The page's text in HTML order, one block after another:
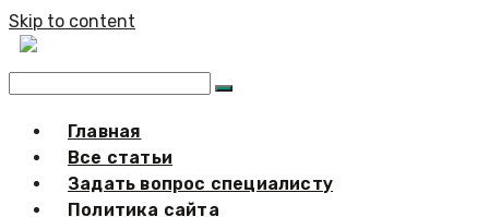
Skip to content
Главная
Все статьи
Задать вопрос специалисту
Политика сайта